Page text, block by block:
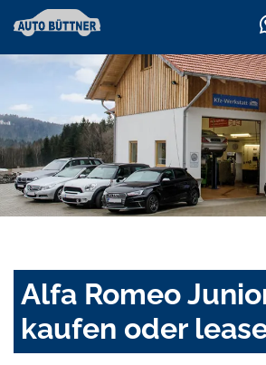
Alfa Romeo
kaufen oder